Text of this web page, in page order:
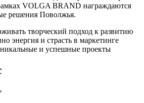
VOLGA BRAND награждаются
решения Поволжья.
творческий подход к развитию
энергия и страсть в маркетинге
и успешные проекты